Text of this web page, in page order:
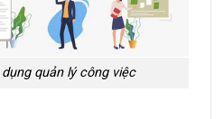
quản lý công việc